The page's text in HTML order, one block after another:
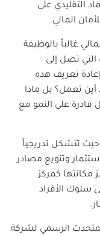
التقليدي على
المالي.
غالباً بالوظيفة
التي تصل إلى
تعريف هذه
تعمل؟ بل ماذا
على النمو مع
حيث تتشكل تدريجياً
وتنويع مصادر
مكانتها كمركز
سلوك الأفراد
الرسمي لشركة